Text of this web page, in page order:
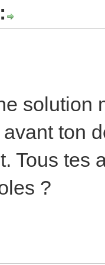
solution
ton
Tous tes
?